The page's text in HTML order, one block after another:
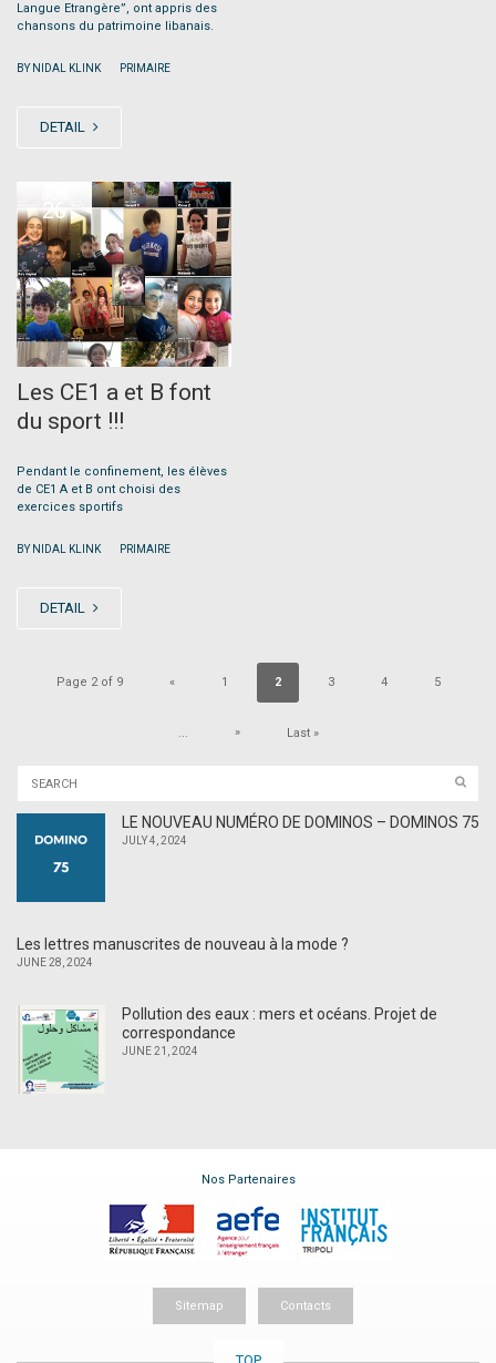
Langue Etrangère”, ont appris des
chansons du patrimoine libanais.
BY NIDAL KLINK PRIMAIRE
DETAIL
26
Les CE1 a et B font
du sport !!!
Pendant le confinement, les élèves
de CE1 A et B ont choisi des
exercices sportifs
BY NIDAL KLINK PRIMAIRE
DETAIL
Page 2 of 9 « 1 2 3 4 5
... » Last »
LE NOUVEAU NUMÉRO DE DOMINOS – DOMINOS 75
JULY 4, 2024
Les lettres manuscrites de nouveau à la mode ?
JUNE 28, 2024
Pollution des eaux : mers et océans. Projet de
correspondance
JUNE 21, 2024
Nos Partenaires
Sitemap Contacts